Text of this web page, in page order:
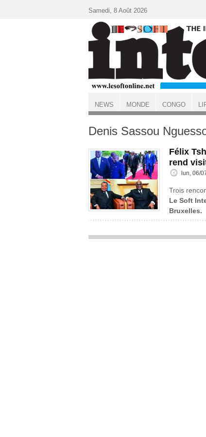
ACCUEIL
Denis Sassou
Félix
rend
lun, 06/
Trois
Le Soft
Bruxelles.
Samedi, 8 Août 2026
NEWS MONDE CONGO